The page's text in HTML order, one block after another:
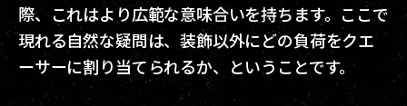
際、これはより広範な意味合いを持ちます。ここで
現れる自然な疑問は、装飾以外にどの負荷をクエ
ーサーに割り当てられるか、ということです。